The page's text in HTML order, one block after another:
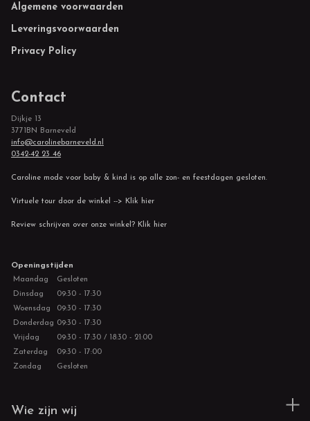
Footer
Algemene voorwaarden
Leveringsvoorwaarden
Privacy Policy
Contact
Dijkje 13
3771BN Barneveld
info@carolinebarneveld.nl
0342-42 23 46
Caroline mode voor baby & kind is op alle zon- en feestdagen gesloten.
Virtuele tour door de winkel --> Klik hier
Review schrijven over onze winkel? Klik hier
Openingstijden
Maandag
Gesloten
Dinsdag
09:30 - 17:30
Woensdag
09:30 - 17:30
Donderdag 09:30 - 17:30
Vrijdag
09:30 - 17:30 / 18:30 - 21:00
Zaterdag
09:30 - 17:00
Zondag
Gesloten
Wie zijn wij